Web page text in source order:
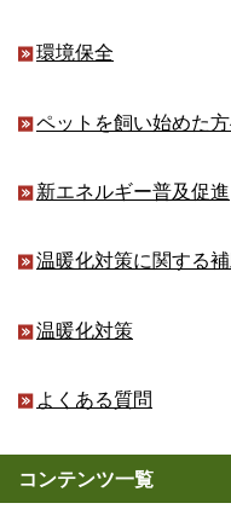
環境保全
ペットを飼い始めた
新エネルギー普及促進
温暖化対策に関する
温暖化対策
よくある質問
コンテンツ一覧